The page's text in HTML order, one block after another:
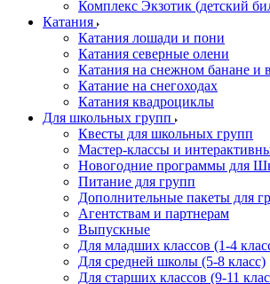
Комплекс Экзотик (детский
Катания
Катания лошади и пони
Катания северные олени
Катания на снежном банане и
Катание на снегоходах
Катания квадроциклы
Для школьных групп
Квесты для школьных групп
Мастер-классы и
Новогодние программы для
Питание для групп
Дополнительные пакеты для
Агентствам и партнерам
Выпускные
Для младших классов (1-4
Для средней школы (5-8 класс)
Для старших классов (9-11